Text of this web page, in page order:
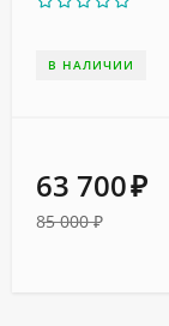
В НАЛИЧИИ
63 700₽
85 000 ₽